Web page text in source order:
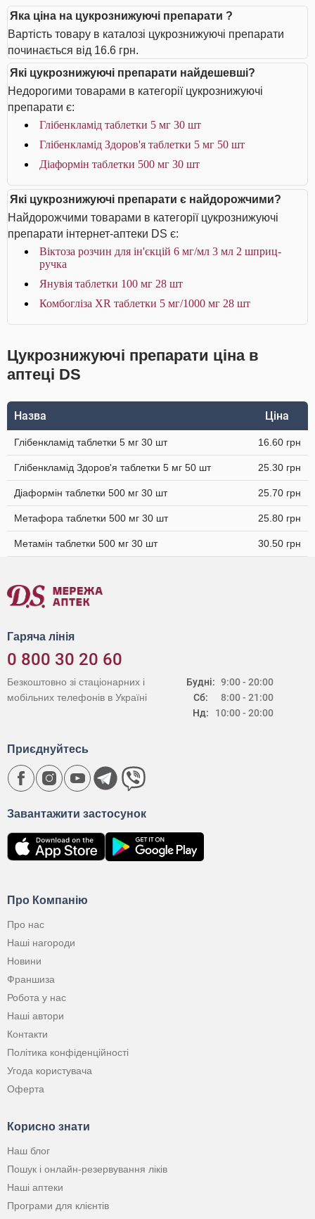
Яка ціна на цукрознижуючі препарати ?
Вартість товару в каталозі цукрознижуючі препарати
починається від 16.6 грн.
Які цукрознижуючі препарати найдешевші?
Недорогими товарами в категорії цукрознижуючі
препарати є:
Глібенкламід таблетки 5 мг 30 шт
Глібенкламід Здоров'я таблетки 5 мг 50 шт
Діаформін таблетки 500 мг 30 шт
Які цукрознижуючі препарати є найдорожчими?
Найдорожчими товарами в категорії цукрознижуючі
препарати інтернет-аптеки DS є:
Віктоза розчин для ін'єкцій 6 мг/мл 3 мл 2 шприц-
ручка
Янувія таблетки 100 мг 28 шт
Комбогліза XR таблетки 5 мг/1000 мг 28 шт
Цукрознижуючі препарати ціна в
аптеці DS
Назва Ціна
Глібенкламід таблетки 5 мг 30 шт 16.60 грн
Глібенкламід Здоров'я таблетки 5 мг 50 шт 25.30 грн
Діаформін таблетки 500 мг 30 шт 25.70 грн
Метафора таблетки 500 мг 30 шт 25.80 грн
Метамін таблетки 500 мг 30 шт 30.50 грн
Гаряча лінія
0 800 30 20 60
Будні:
Сб:
Нд:
9:00 - 20:00
8:00 - 21:00
10:00 - 20:00
Безкоштовно зі стаціонарних і
мобільних телефонів в Україні
Про Компанію
Про нас
Наші нагороди
Новини
Франшиза
Робота у нас
Наші автори
Контакти
Політика конфіденційності
Угода користувача
Оферта
Корисно знати
Наш блог
Пошук і онлайн-резервування ліків
Наші аптеки
Програми для клієнтів
Завантажити застосунок
Приєднуйтесь